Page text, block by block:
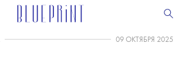
09 ОКТЯБРЯ 2025